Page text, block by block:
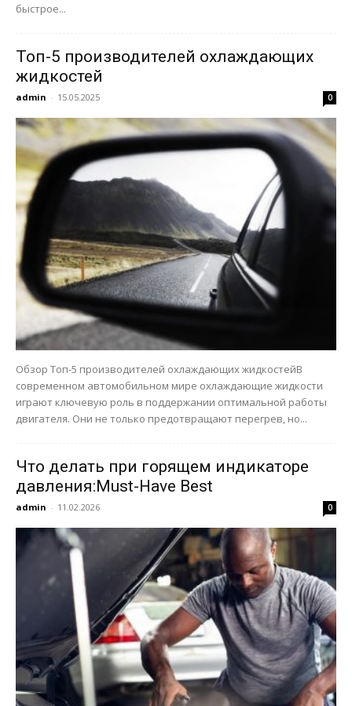
быстрое...
Топ-5 производителей охлаждающих
жидкостей
admin - 15.05.2025 0
Обзор Топ-5 производителей охлаждающих жидкостейВ
современном автомобильном мире охлаждающие жидкости
играют ключевую роль в поддержании оптимальной работы
двигателя. Они не только предотвращают перегрев, но...
Что делать при горящем индикаторе
давления:Must-Have Best
admin - 11.02.2026 0